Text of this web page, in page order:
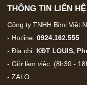
THÔNG TIN LIÊN HỆ
Công ty TNHH Bimi Việt
- Hotline: 0924.162.555
- Địa chỉ: KĐT LOUIS,
- Giờ làm việc: (8h30 -
- ZALO